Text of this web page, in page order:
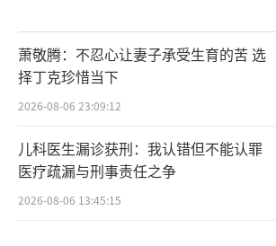
萧敬腾：不忍心让妻子承受生育的苦 选
择丁克珍惜当下
2026-08-06 23:09:12
儿科医生漏诊获刑：我认错但不能认罪
医疗疏漏与刑事责任之争
2026-08-06 13:45:15